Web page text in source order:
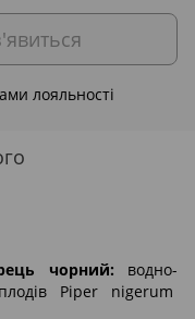
лояльності
чорний: водно-
Piper nigerum